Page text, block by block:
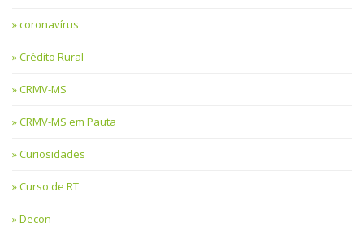
coronavírus
Crédito Rural
CRMV-MS
CRMV-MS em Pauta
Curiosidades
Curso de RT
Decon